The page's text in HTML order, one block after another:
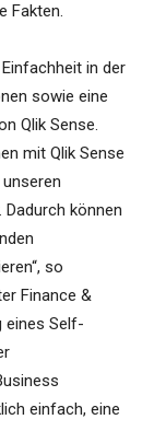
Fakten.
in der
sowie eine
Qlik Sense.
mit Qlik Sense
können
so
Finance &
eines Self-
einfach, eine